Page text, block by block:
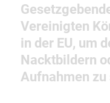
Vereinigten
in der EU, um
Nacktbildern
Aufnahmen zu